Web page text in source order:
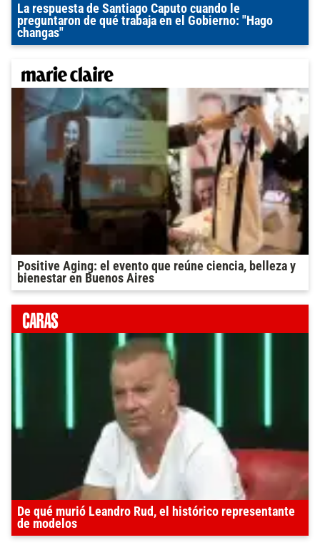
La respuesta de Santiago Caputo cuando le
preguntaron de qué trabaja en el Gobierno: "Hago
changas"
Positive Aging: el evento que reúne ciencia, belleza y
bienestar en Buenos Aires
De qué murió Leandro Rud, el histórico representante
de modelos